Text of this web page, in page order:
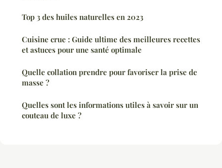
Top 3 des huiles naturelles en 2023
Cuisine crue : Guide ultime des meilleures recettes
et astuces pour une santé optimale
Quelle collation prendre pour favoriser la prise de
masse ?
Quelles sont les informations utiles à savoir sur un
couteau de luxe ?